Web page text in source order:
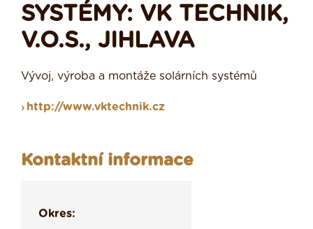
SYSTÉMY: VK TECHNIK,
V.O.S., JIHLAVA
Vývoj, výroba a montáže solárních systémů
http://www.vktechnik.cz
Kontaktní informace
Okres: